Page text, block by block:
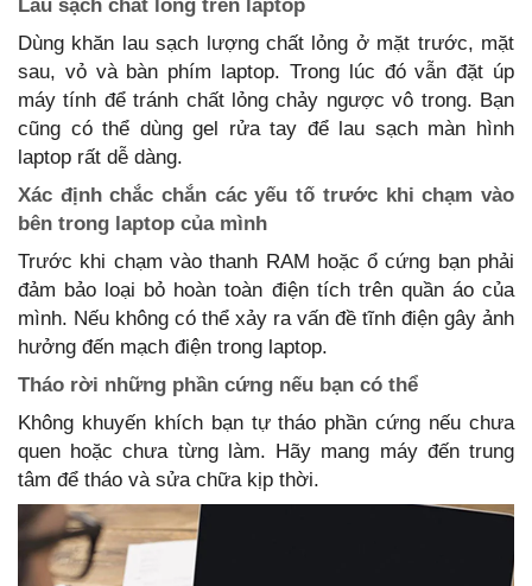
Lau sạch chất lỏng trên laptop
Dùng khăn lau sạch lượng chất lỏng ở mặt trước, mặt
sau, vỏ và bàn phím laptop. Trong lúc đó vẫn đặt úp
máy tính để tránh chất lỏng chảy ngược vô trong. Bạn
cũng có thể dùng gel rửa tay để lau sạch màn hình
laptop rất dễ dàng.
Xác định chắc chắn các yếu tố trước khi chạm vào
bên trong laptop của mình
Trước khi chạm vào thanh RAM hoặc ổ cứng bạn phải
đảm bảo loại bỏ hoàn toàn điện tích trên quần áo của
mình. Nếu không có thể xảy ra vấn đề tĩnh điện gây ảnh
hưởng đến mạch điện trong laptop.
Tháo rời những phần cứng nếu bạn có thể
Không khuyến khích bạn tự tháo phần cứng nếu chưa
quen hoặc chưa từng làm. Hãy mang máy đến trung
tâm để tháo và sửa chữa kịp thời.